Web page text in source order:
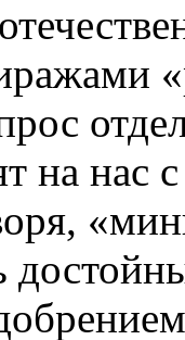
на нас